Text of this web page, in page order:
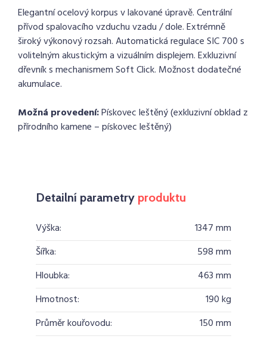
Elegantní ocelový korpus v lakované úpravě. Centrální
přívod spalovacího vzduchu vzadu / dole. Extrémně
široký výkonový rozsah. Automatická regulace SIC 700 s
volitelným akustickým a vizuálním displejem. Exkluzivní
dřevník s mechanismem Soft Click. Možnost dodatečné
akumulace.
Možná provedení:Pískovec leštěný (exkluzivní obklad z
přírodního kamene – pískovec leštěný)
Detailní parametry produktu
Výška:
1347 mm
Šířka:
598 mm
Hloubka:
463 mm
Hmotnost:
190 kg
Průměr kouřovodu:
150 mm